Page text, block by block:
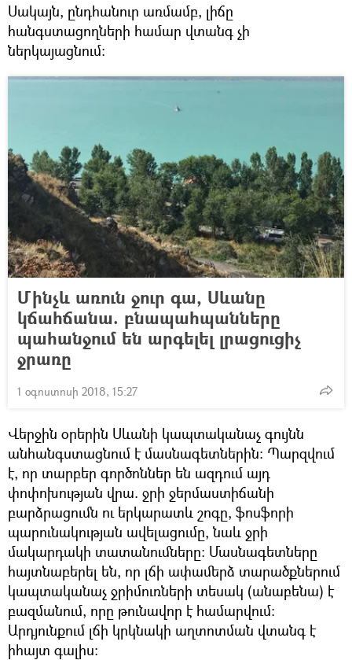
Սակայն, ընդհանուր առմամբ, լիճը
հանգստացողների համար վտանգ չի
ներկայացնում։
Մինչև առուն ջուր գա, Սևանը
կճահճանա. բնապահպանները
պահանջում են արգելել լրացուցիչ
ջրառը
1 օգոստոսի 2018, 15:27
Վերջին օրերին Սևանի կապտականաչ գույնն
անհանգստացնում է մասնագետներին։ Պարզվում
է, որ տարբեր գործոններ են ազդում այդ
փոփոխության վրա. ջրի ջերմաստիճանի
բարձրացումն ու երկարատև շոգը, ֆոսֆորի
պարունակության ավելացումը, նաև ջրի
մակարդակի տատանումները։ Մասնագետները
հայտնաբերել են, որ լճի ափամերձ տարածքներում
կապտականաչ ջրիմուռների տեսակ (անաբենա) է
բազմանում, որը թունավոր է համարվում։
Արդյունքում լճի կրկնակի աղտոտման վտանգ է
իհայտ գալիս։